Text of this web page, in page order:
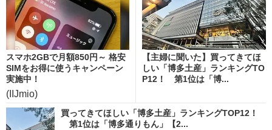
スマホ2GBで月額850円～ 格安
SIMをお得に使うキャンペーン
実施中！
(IIJmio)
【主婦に聞いた】買ってきてほ
しい「博多土産」ランキングTO
P12！ 第1位は「博...
買ってきてほしい「博多土産」ランキングTOP12！
第1位は「博多通りもん」【2...